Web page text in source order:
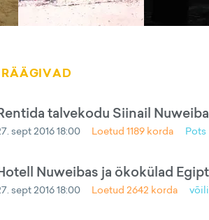
talvekodu Siinail
sept 2016 18:00 Loetud 1189 korda Pots
Nuweibas ja ökokülad
sept 2016 18:00 Loetud 2642 korda